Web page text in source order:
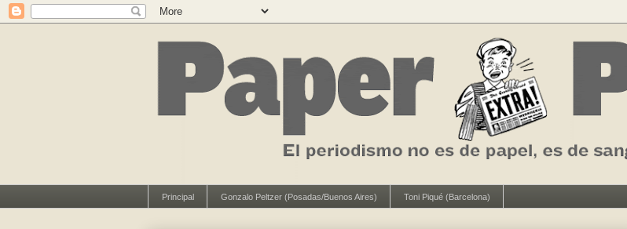
Principal Gonzalo Peltzer (Posadas/Buenos Aires) Toni Piqué (Barcelona)